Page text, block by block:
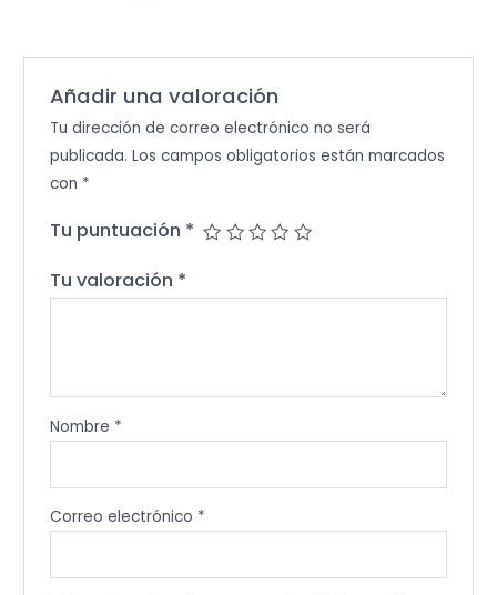
Añadir una valoración
Tu dirección de correo electrónico no será
publicada. Los campos obligatorios están marcados
con *
Tu puntuación *
Tu valoración *
Nombre *
Correo electrónico *